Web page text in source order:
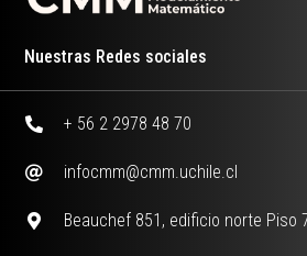
Nuestras Redes sociales
+ 56 2 2978 48 70
infocmm@cmm.uchile.cl
Beauchef 851, edificio norte Piso